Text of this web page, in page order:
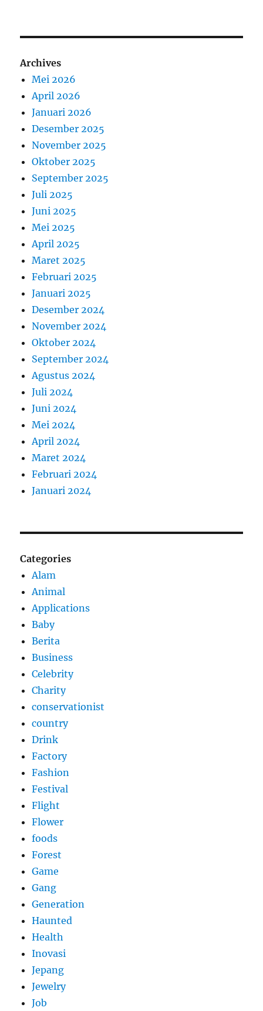
Archives
Mei 2026
April 2026
Januari 2026
Desember 2025
November 2025
Oktober 2025
September 2025
Juli 2025
Juni 2025
Mei 2025
April 2025
Maret 2025
Februari 2025
Januari 2025
Desember 2024
November 2024
Oktober 2024
September 2024
Agustus 2024
Juli 2024
Juni 2024
Mei 2024
April 2024
Maret 2024
Februari 2024
Januari 2024
Categories
Alam
Animal
Applications
Baby
Berita
Business
Celebrity
Charity
conservationist
country
Drink
Factory
Fashion
Festival
Flight
Flower
foods
Forest
Game
Gang
Generation
Haunted
Health
Inovasi
Jepang
Jewelry
Job